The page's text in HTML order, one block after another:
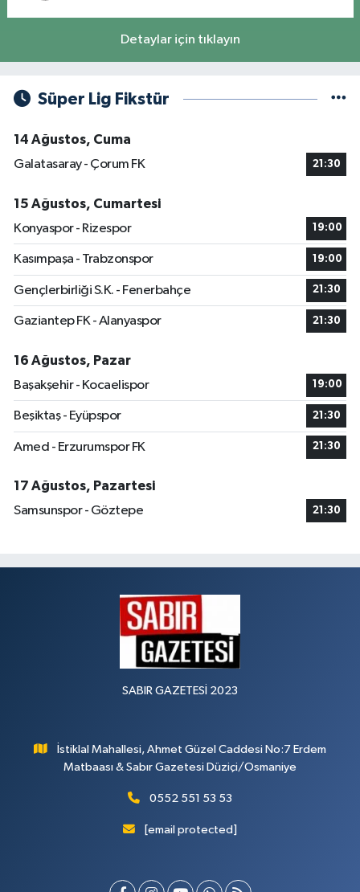
Detaylar için tıklayın
Süper Lig Fikstür
14 Ağustos, Cuma
Galatasaray - Çorum FK
21:30
15 Ağustos, Cumartesi
Konyaspor - Rizespor
19:00
Kasımpaşa - Trabzonspor 19:00
Gençlerbirliği S.K. - Fenerbahçe 21:30
Gaziantep FK - Alanyaspor 21:30
16 Ağustos, Pazar
Başakşehir - Kocaelispor
19:00
Beşiktaş - Eyüpspor 21:30
Amed - Erzurumspor FK 21:30
17 Ağustos, Pazartesi
Samsunspor - Göztepe
21:30
SABIR GAZETESİ 2023
İstiklal Mahallesi, Ahmet Güzel Caddesi No:7 Erdem
Matbaası & Sabır Gazetesi Düziçi/Osmaniye
0552 551 53 53
[email protected]